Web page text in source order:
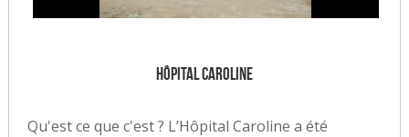
Hôpital Caroline
Qu'est ce que c'est ? L’Hôpital Caroline a été